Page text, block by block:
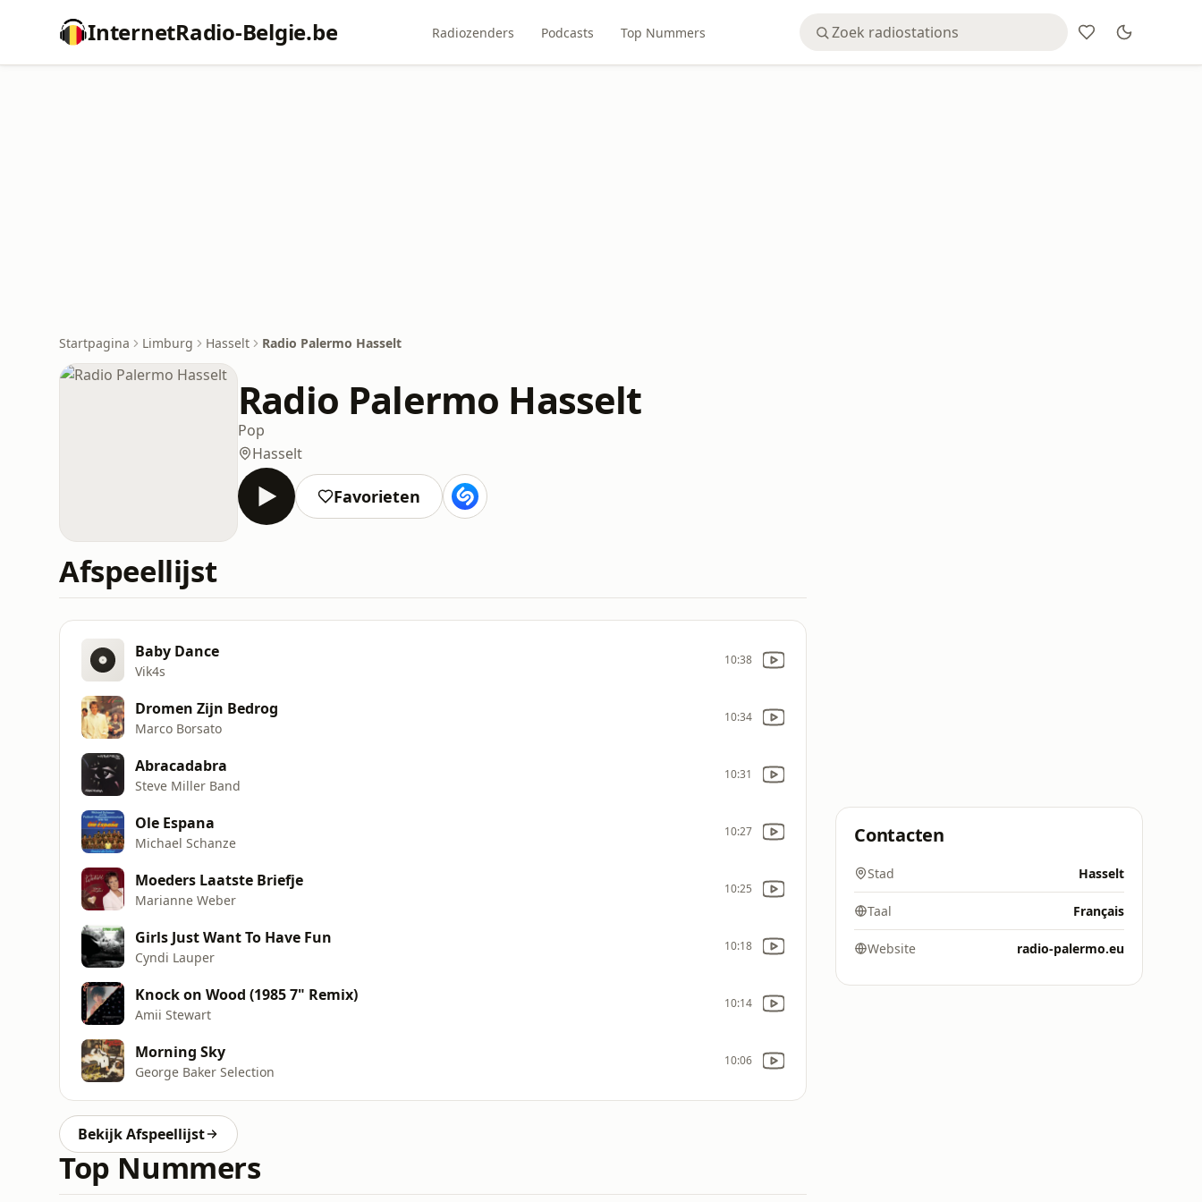
InternetRadio-Belgie.be Radiozenders Podcasts Top Nummers
Startpagina Limburg Hasselt Radio Palermo Hasselt
Radio Palermo Hasselt
Pop
Hasselt
Favorieten
Afspeellijst
Baby Dance
Vik4s
10:38
Dromen Zijn Bedrog
Marco Borsato
10:34
Abracadabra
Steve Miller Band
10:31
Ole Espana
Michael Schanze
10:27
Moeders Laatste Briefje
Marianne Weber
10:25
Girls Just Want To Have Fun
Cyndi Lauper
10:18
Knock on Wood (1985 7" Remix)
Amii Stewart
10:14
Morning Sky
George Baker Selection
10:06
Bekijk Afspeellijst
Top Nummers
Contacten
Stad Hasselt
Taal Français
Website radio-palermo.eu